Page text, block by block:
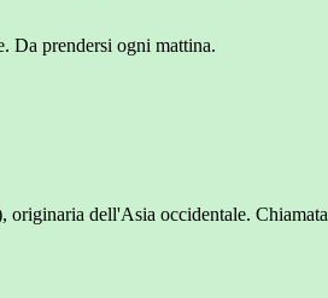
Da prendersi ogni mattina.
originaria dell'Asia occidentale. Chiamata